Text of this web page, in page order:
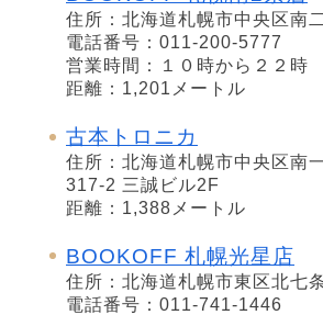
住所：北海道札幌市中央区南
電話番号：011-200-5777
営業時間：１０時から２２時
距離：1,201メートル
古本トロニカ
住所：北海道札幌市中央区南
317-2 三誠ビル2F
距離：1,388メートル
BOOKOFF 札幌光星店
住所：北海道札幌市東区北七
電話番号：011-741-1446